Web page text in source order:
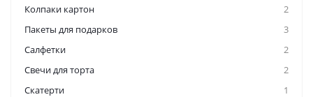
Колпаки картон
2
Пакеты для подарков
3
Салфетки
2
Свечи для торта
2
Скатерти
1